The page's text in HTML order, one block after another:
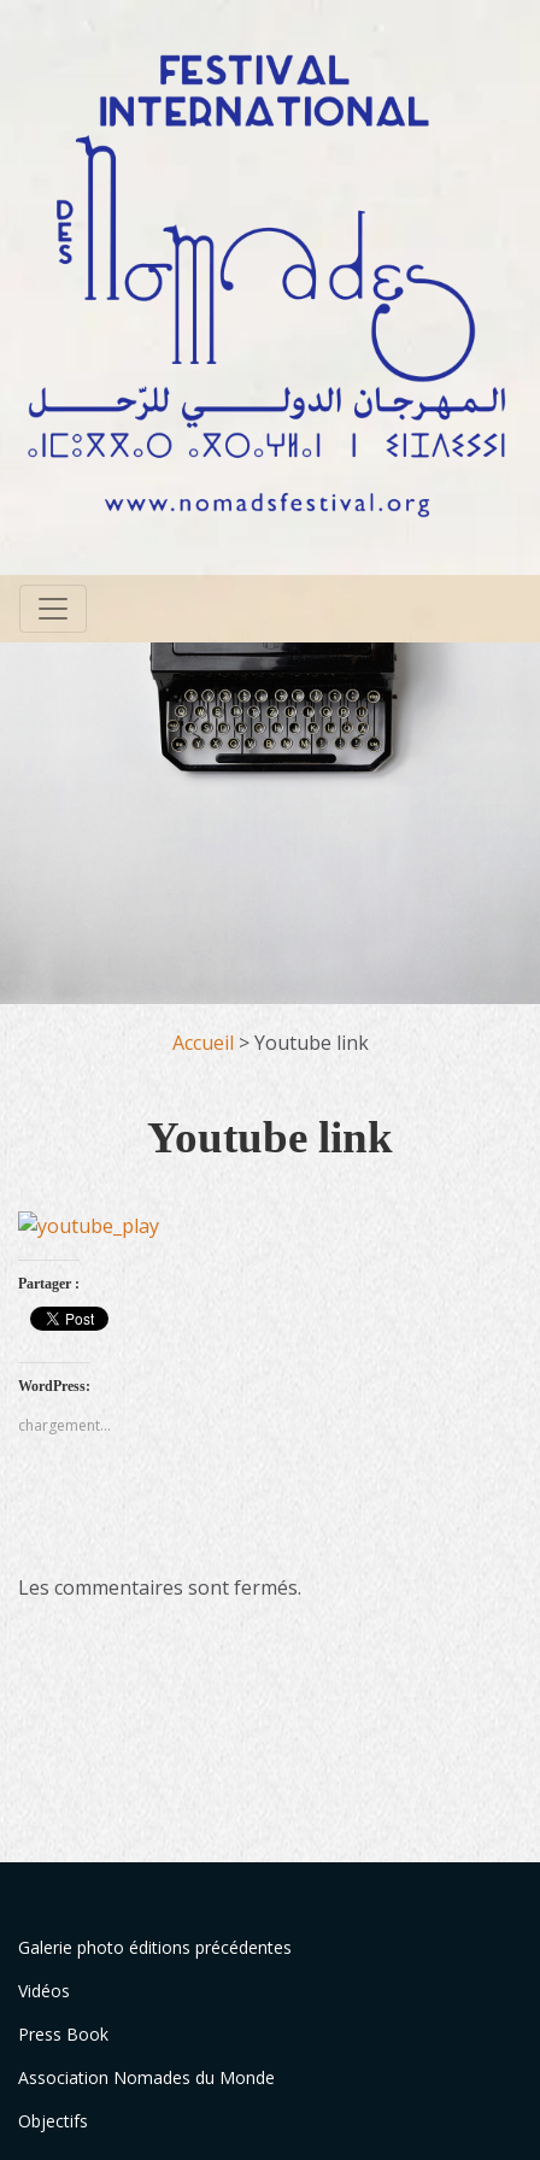
Accueil >Youtube link
Youtube link
Partager :
WordPress:
chargement…
Les commentaires sont fermés.
Galerie photo éditions précédentes
Vidéos
Press Book
Association Nomades du Monde
Objectifs